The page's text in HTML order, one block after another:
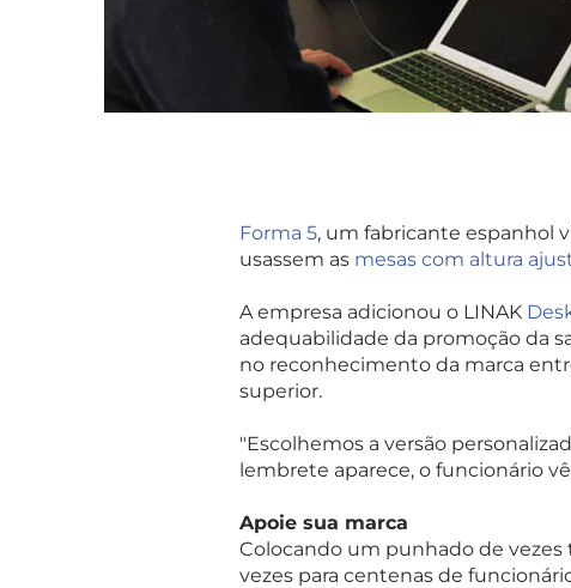
Forma 5, um fabricante espanhol
usassem as mesas com altura
A empresa adicionou o LINAK
adequabilidade da promoção da
no reconhecimento da marca
superior.
"Escolhemos a versão
lembrete aparece, o funcionário
Apoie sua marca
Colocando um punhado de vezes
vezes para centenas de